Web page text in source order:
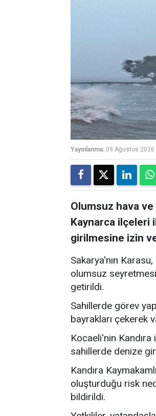
Yayınlanma: 09 Ağustos 2026
Olumsuz hava ve
Kaynarca ilçeleri
girilmesine izin
Sakarya'nın
olumsuz
getirildi.
Sahillerde görev
bayrakları çekerek
Kocaeli'nin
sahillerde denize
Kandıra
oluşturduğu risk
bildirildi.